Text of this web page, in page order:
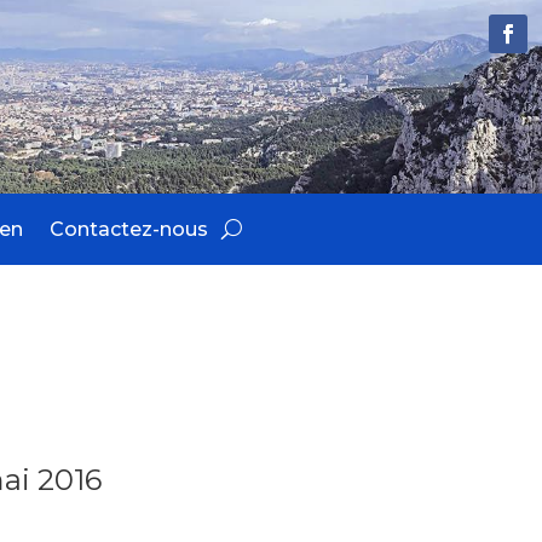
Contactez-nous
2016